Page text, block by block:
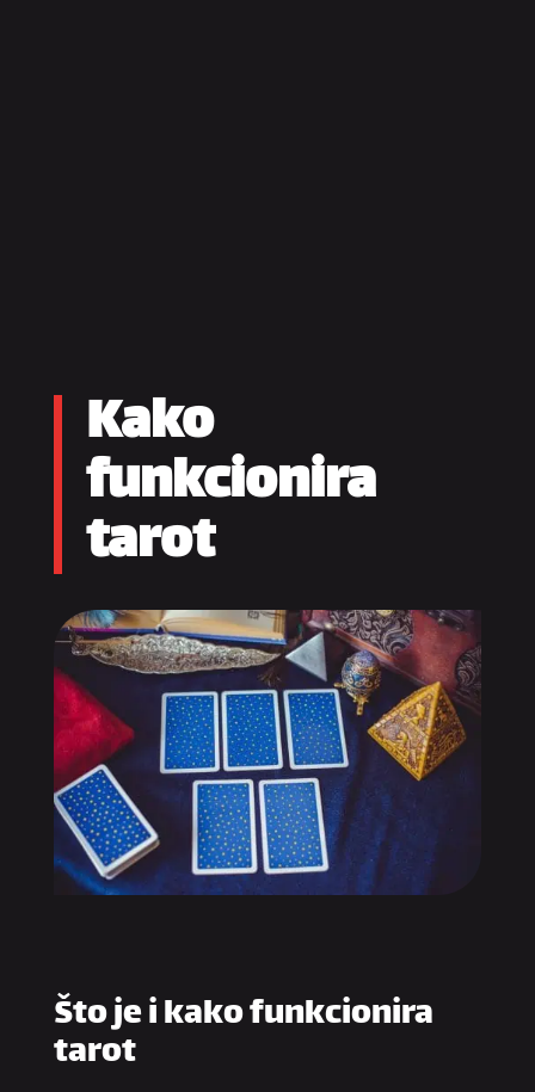
Kako
funkcionira
tarot
Što je i kako funkcionira
tarot